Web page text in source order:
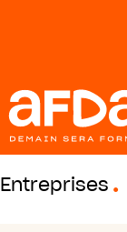
Entreprises